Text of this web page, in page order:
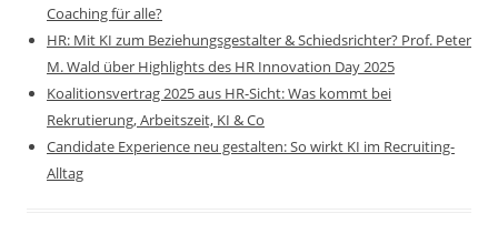
Coaching für alle?
HR: Mit KI zum Beziehungsgestalter & Schiedsrichter? Prof. Peter
M. Wald über Highlights des HR Innovation Day 2025
Koalitionsvertrag 2025 aus HR-Sicht: Was kommt bei
Rekrutierung, Arbeitszeit, KI & Co
Candidate Experience neu gestalten: So wirkt KI im Recruiting-
Alltag